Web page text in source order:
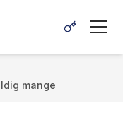
mange